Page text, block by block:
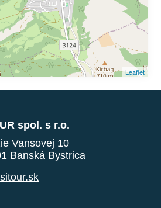
Leaflet
spol. s r.o.
Vansovej 10
Banská Bystrica